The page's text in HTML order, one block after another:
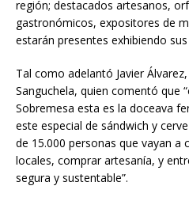
región; destacados artesanos,
gastronómicos, expositores de
estarán presentes exhibiendo
Tal como adelantó Javier
Sanguchela, quien comentó que
Sobremesa esta es la doceava
este especial de sándwich y
de 15.000 personas que vayan
locales, comprar artesanía, y
segura y sustentable”.